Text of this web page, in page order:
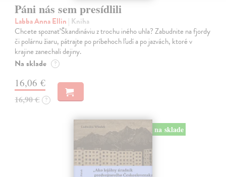
Páni nás sem presídlili
Labba Anna Ellin | Kniha
Chcete spoznať Škandináviu z trochu iného uhla? Zabudnite na fjordy
či polárnu žiaru, pátrajte po príbehoch ľudí a po jazvách, ktoré v
krajine zanechali dejiny.
Na sklade ?
16,06 €
16,90 € ?
na sklade